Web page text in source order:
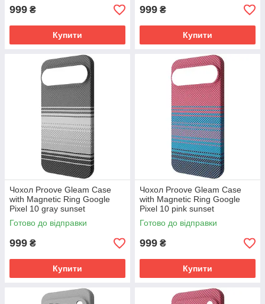
999 ₴
Купити
999 ₴
Купити
Чохол Proove Gleam Case
with Magnetic Ring Google
Pixel 10 gray sunset
(PCGCGPG01067) Сірий
захід сонця
Готово до відправки
999 ₴
Купити
Чохол Proove Gleam Case
with Magnetic Ring Google
Pixel 10 pink sunset
(PCGCGPG01074) Рожевий
захід сонця
Готово до відправки
999 ₴
Купити